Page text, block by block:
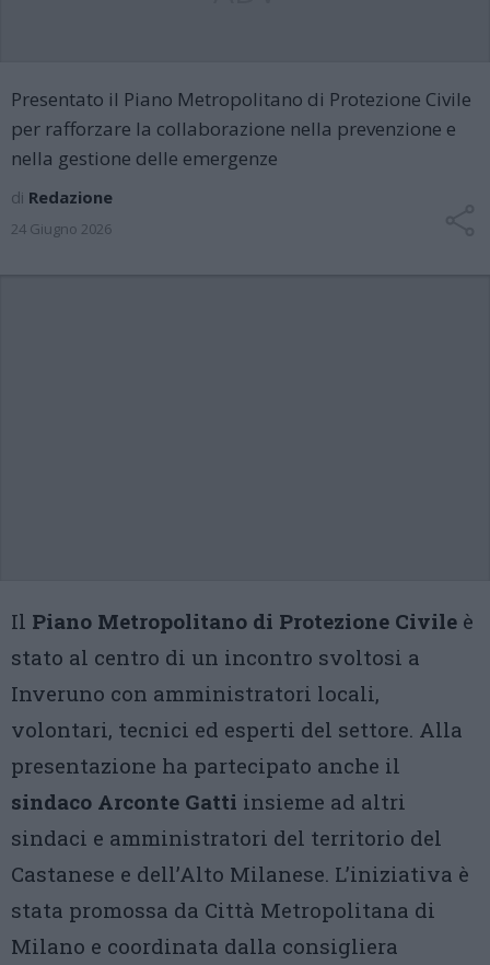
Presentato il Piano Metropolitano di Protezione Civile
per rafforzare la collaborazione nella prevenzione e
nella gestione delle emergenze
di Redazione
24 Giugno 2026
Il Piano Metropolitano di Protezione Civile è
stato al centro di un incontro svoltosi a
Inveruno con amministratori locali,
volontari, tecnici ed esperti del settore. Alla
presentazione ha partecipato anche il
sindaco Arconte Gatti insieme ad altri
sindaci e amministratori del territorio del
Castanese e dell’Alto Milanese. L’iniziativa è
stata promossa da Città Metropolitana di
Milano e coordinata dalla consigliera